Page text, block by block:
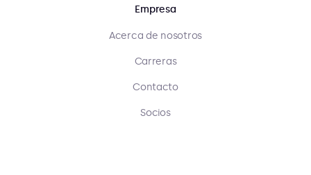
Empresa
Acerca de nosotros
Carreras
Contacto
Socios